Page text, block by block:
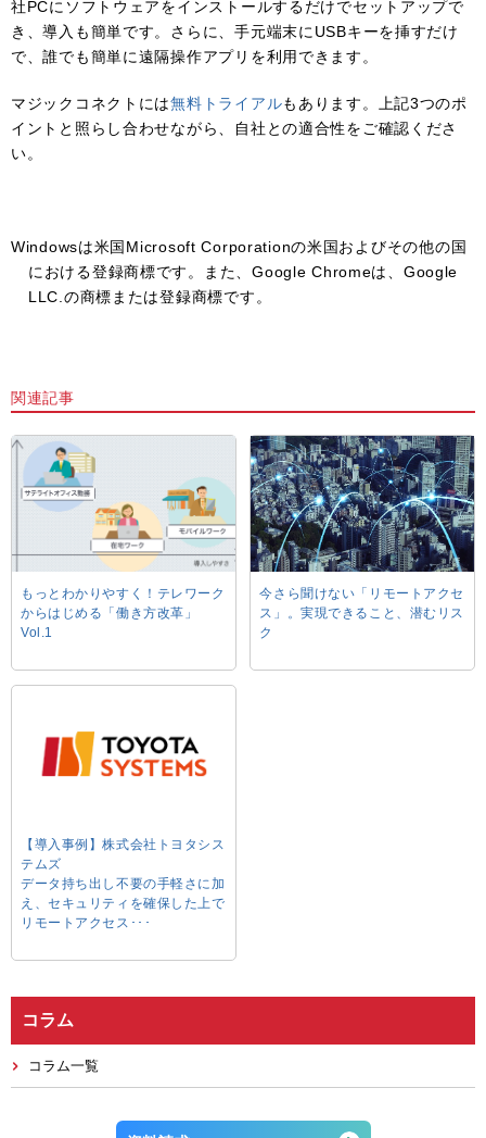
社PCにソフトウェアをインストールするだけでセットアップで
き、導入も簡単です。さらに、手元端末にUSBキーを挿すだけ
で、誰でも簡単に遠隔操作アプリを利用できます。
マジックコネクトには無料トライアルもあります。上記3つのポ
イントと照らし合わせながら、自社との適合性をご確認くださ
い。
Windowsは米国Microsoft Corporationの米国およびその他の国
における登録商標です。また、Google Chromeは、Google
LLC.の商標または登録商標です。
関連記事
もっとわかりやすく！テレワーク
からはじめる「働き方改革」
Vol.1
今さら聞けない「リモートアクセ
ス」。実現できること、潜むリス
ク
【導入事例】株式会社トヨタシス
テムズ
データ持ち出し不要の手軽さに加
え、セキュリティを確保した上で
リモートアクセス･･･
コラム
コラム一覧